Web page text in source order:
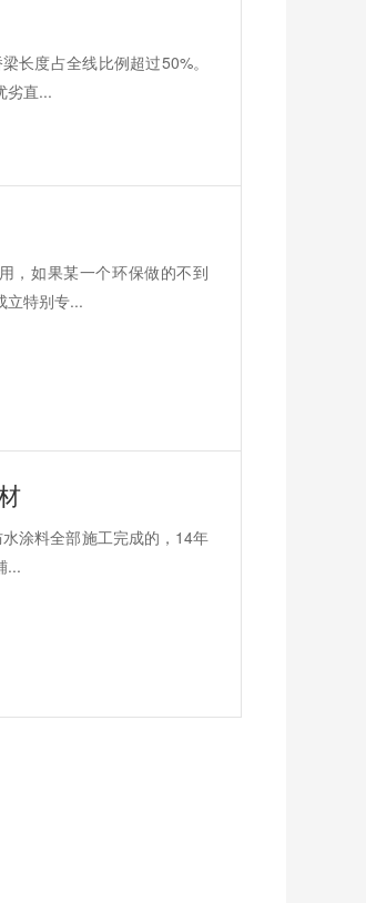
长度占全线比例超过50%。
劣直...
，如果某一个环保做的不到
立特别专...
涂料全部施工完成的，14年
...